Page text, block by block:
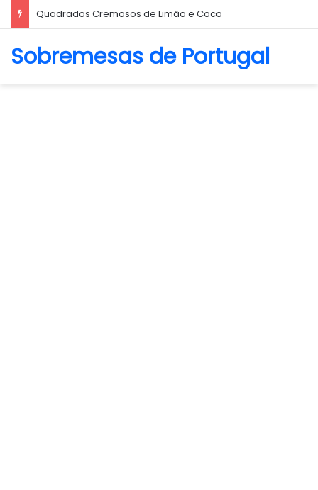
Biscoito Amanteigado
Sobremesas de Portugal